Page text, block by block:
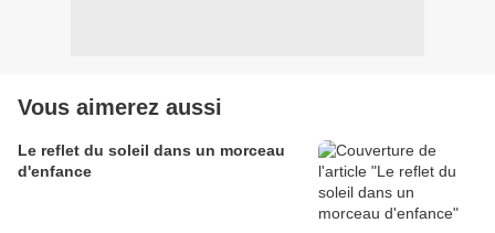
Vous aimerez aussi
Le reflet du soleil dans un morceau
d'enfance